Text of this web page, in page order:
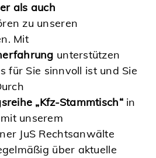
als auch
zu unseren
Mit
unterstützen
für Sie sinnvoll ist und Sie
„Kfz-Stammtisch“in
unserem
JuS Rechtsanwälte
über aktuelle